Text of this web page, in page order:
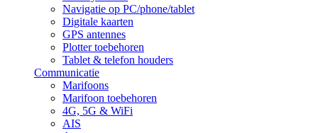
Navigatie op PC/phone/tablet
Digitale kaarten
GPS antennes
Plotter toebehoren
Tablet & telefon houders
Communicatie
Marifoons
Marifoon toebehoren
4G, 5G & WiFi
AIS